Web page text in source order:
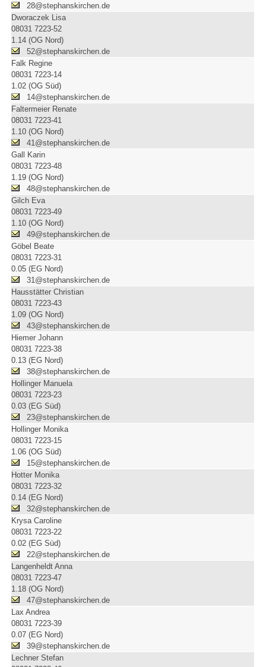
28@stephanskirchen.de
Dworaczek Lisa
08031 7223-52
1.14 (OG Nord)
52@stephanskirchen.de
Falk Regine
08031 7223-14
1.02 (OG Süd)
14@stephanskirchen.de
Faltermeier Renate
08031 7223-41
1.10 (OG Nord)
41@stephanskirchen.de
Gall Karin
08031 7223-48
1.19 (OG Nord)
48@stephanskirchen.de
Gilch Eva
08031 7223-49
1.10 (OG Nord)
49@stephanskirchen.de
Göbel Beate
08031 7223-31
0.05 (EG Nord)
31@stephanskirchen.de
Hausstätter Christian
08031 7223-43
1.09 (OG Nord)
43@stephanskirchen.de
Hiemer Johann
08031 7223-38
0.13 (EG Nord)
38@stephanskirchen.de
Hollinger Manuela
08031 7223-23
0.03 (EG Süd)
23@stephanskirchen.de
Hollinger Monika
08031 7223-15
1.06 (OG Süd)
15@stephanskirchen.de
Hotter Monika
08031 7223-32
0.14 (EG Nord)
32@stephanskirchen.de
Krysa Caroline
08031 7223-22
0.02 (EG Süd)
22@stephanskirchen.de
Langenheldt Anna
08031 7223-47
1.18 (OG Nord)
47@stephanskirchen.de
Lax Andrea
08031 7223-39
0.07 (EG Nord)
39@stephanskirchen.de
Lechner Stefan